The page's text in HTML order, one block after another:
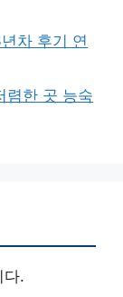
차 후기 연
렴한 곳 능숙
다.